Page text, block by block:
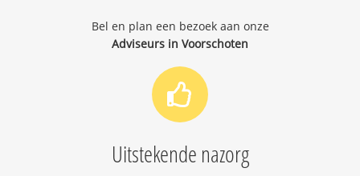
Bel en plan een bezoek aan onze
Adviseurs in Voorschoten
Uitstekende nazorg